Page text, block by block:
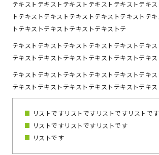
テキストテキストテキストテキストテキストテキ
トテキストテキストテキストテキストテキストテ
トテキストテキストテキストテキストテ
テキストテキストテキストテキストテキストテキ
テキストテキストテキストテキストテキストテキス
テキストテキストテキストテキストテキストテキ
テキストテキストテキストテキストテキストテキス
リストですリストですリストですリストです
リストですリストですリストです
リストです